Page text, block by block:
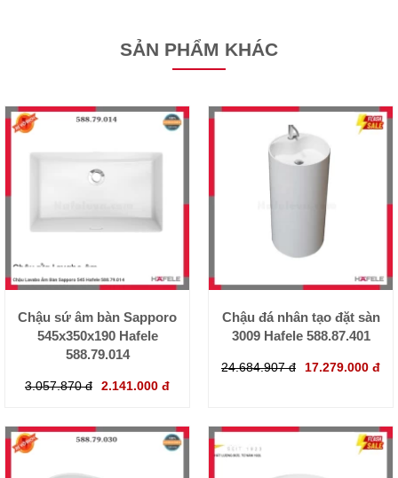
SẢN PHẨM KHÁC
Chậu sứ âm bàn Sapporo
545x350x190 Hafele
588.79.014
3.057.870 đ 2.141.000 đ
Chậu đá nhân tạo đặt sàn
3009 Hafele 588.87.401
24.684.907 đ 17.279.000 đ